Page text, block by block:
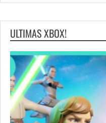
ULTIMAS XBOX!